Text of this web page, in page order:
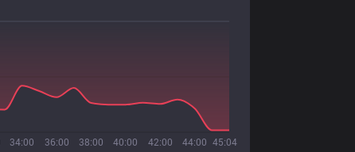
34:00 36:00 38:00 40:00 42:00 44:00 45:04